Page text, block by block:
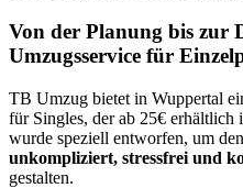
Von der Planung bis zur
Umzugsservice für
TB Umzug bietet in Wuppertal
für Singles, der ab 25€ erhältlich
wurde speziell entworfen, um
unkompliziert, stressfrei und
gestalten.